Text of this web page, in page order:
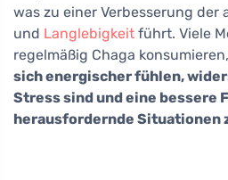
was zu einer Verbesserung der
und Langlebigkeit führt. Viele
regelmäßig Chaga
sich energischer fühlen,
Stress sind und eine bessere
herausfordernde Situationen